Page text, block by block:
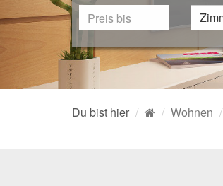
Du bist hier Wohnen